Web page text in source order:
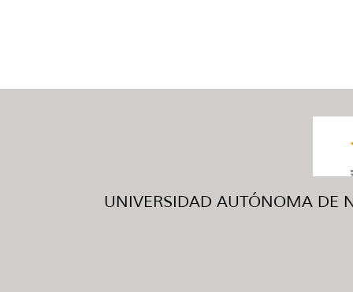
UNIVERSIDAD AUTÓNOMA DE